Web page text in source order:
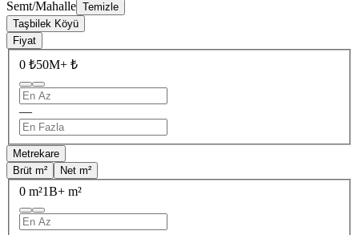
Semt/Mahalle Temizle
Taşbilek Köyü
Fiyat
0 ₺50M+ ₺
—
Metrekare
Brüt m²
Net m²
0 m²1B+ m²